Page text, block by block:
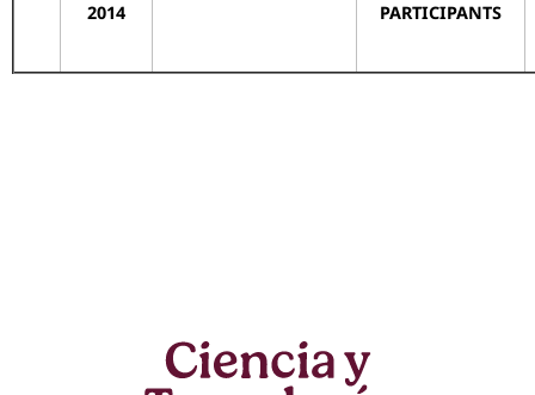
2014
PARTICIPANTS